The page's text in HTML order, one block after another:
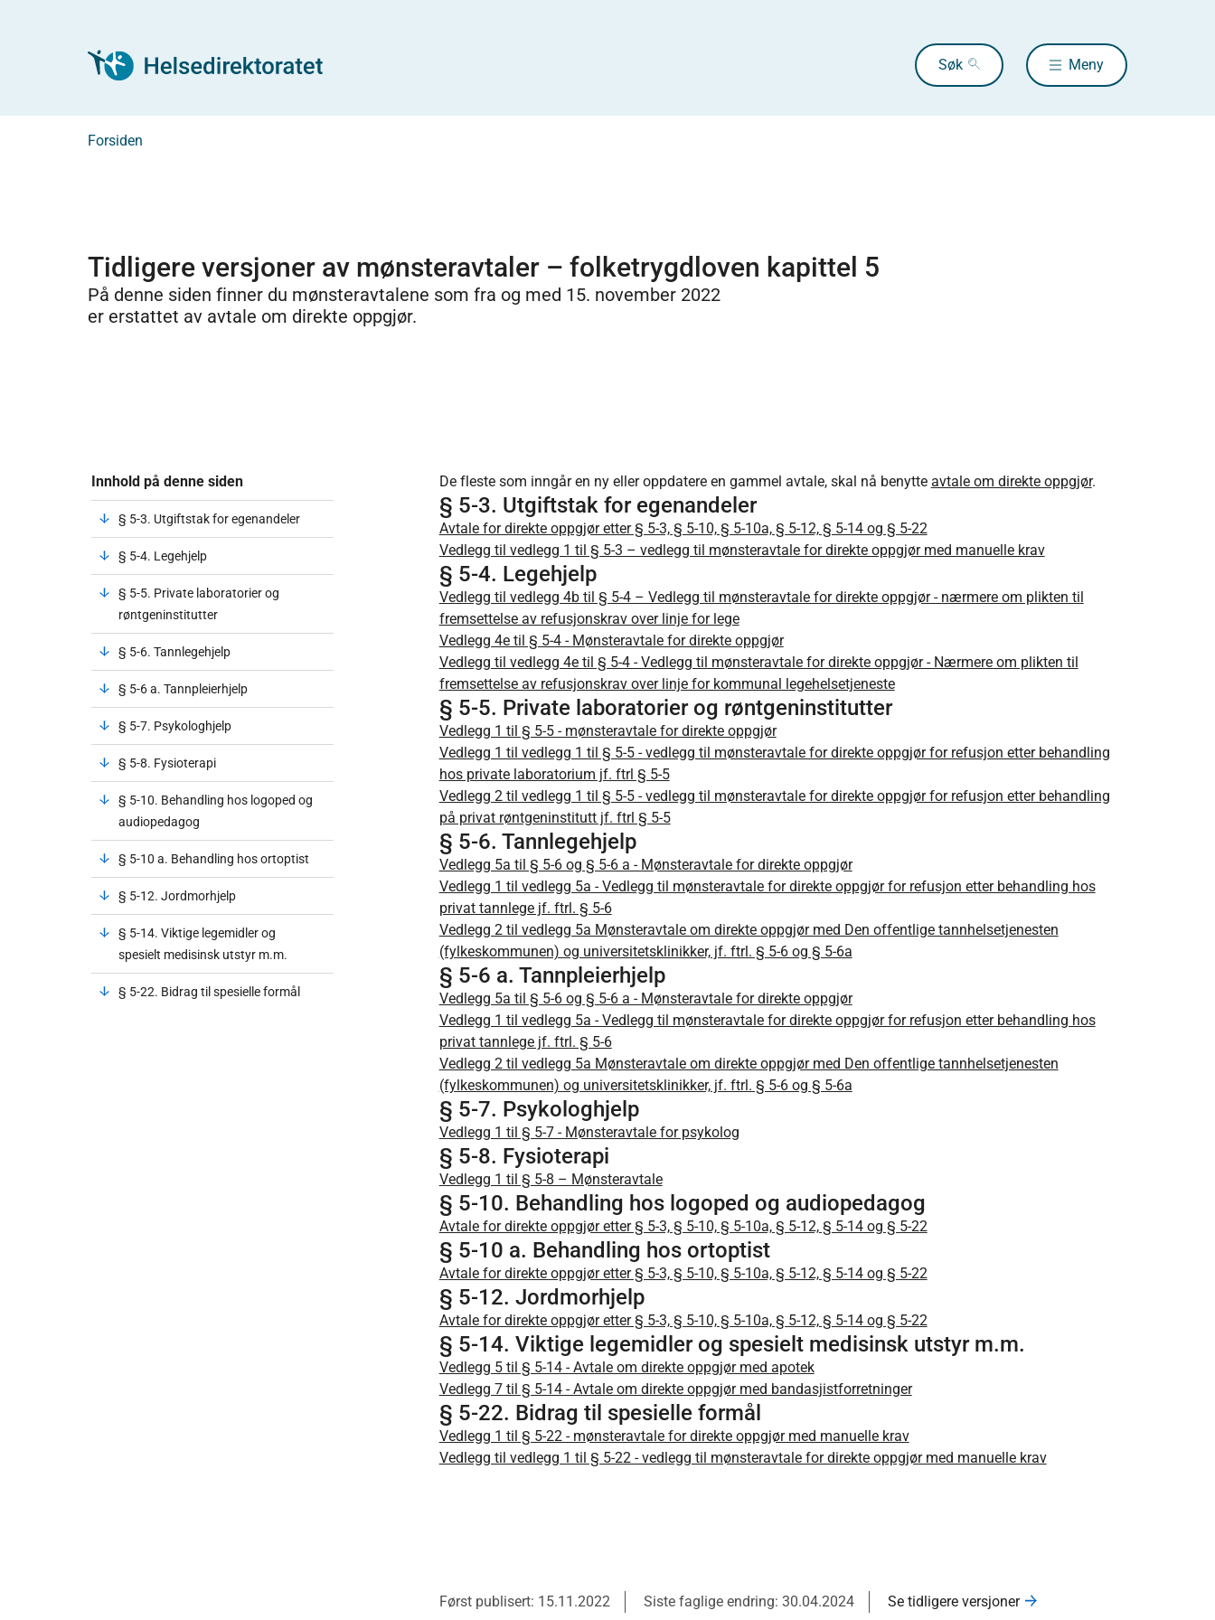
Søk Meny
Forsiden
Tidligere versjoner av mønsteravtaler – folketrygdloven kapittel 5
På denne siden finner du mønsteravtalene som fra og med 15. november 2022
er erstattet av avtale om direkte oppgjør.
Innhold på denne siden
§ 5-3. Utgiftstak for egenandeler
§ 5-4. Legehjelp
§ 5-5. Private laboratorier og
røntgeninstitutter
§ 5-6. Tannlegehjelp
§ 5-6 a. Tannpleierhjelp
§ 5-7. Psykologhjelp
§ 5-8. Fysioterapi
§ 5-10. Behandling hos logoped og
audiopedagog
§ 5-10 a. Behandling hos ortoptist
§ 5-12. Jordmorhjelp
§ 5-14. Viktige legemidler og
spesielt medisinsk utstyr m.m.
§ 5-22. Bidrag til spesielle formål
De fleste som inngår en ny eller oppdatere en gammel avtale, skal nå benytte avtale om direkte oppgjør.
§ 5-3. Utgiftstak for egenandeler
Avtale for direkte oppgjør etter § 5-3, § 5-10, § 5-10a, § 5-12, § 5-14 og § 5-22
Vedlegg til vedlegg 1 til § 5-3 – vedlegg til mønsteravtale for direkte oppgjør med manuelle krav
§ 5-4. Legehjelp
Vedlegg til vedlegg 4b til § 5-4 – Vedlegg til mønsteravtale for direkte oppgjør - nærmere om plikten til
fremsettelse av refusjonskrav over linje for lege
Vedlegg 4e til § 5-4 - Mønsteravtale for direkte oppgjør
Vedlegg til vedlegg 4e til § 5-4 - Vedlegg til mønsteravtale for direkte oppgjør - Nærmere om plikten til
fremsettelse av refusjonskrav over linje for kommunal legehelsetjeneste
§ 5-5. Private laboratorier og røntgeninstitutter
Vedlegg 1 til § 5-5 - mønsteravtale for direkte oppgjør
Vedlegg 1 til vedlegg 1 til § 5-5 - vedlegg til mønsteravtale for direkte oppgjør for refusjon etter behandling
hos private laboratorium jf. ftrl § 5-5
Vedlegg 2 til vedlegg 1 til § 5-5 - vedlegg til mønsteravtale for direkte oppgjør for refusjon etter behandling
på privat røntgeninstitutt jf. ftrl § 5-5
§ 5-6. Tannlegehjelp
Vedlegg 5a til § 5-6 og § 5-6 a - Mønsteravtale for direkte oppgjør
Vedlegg 1 til vedlegg 5a - Vedlegg til mønsteravtale for direkte oppgjør for refusjon etter behandling hos
privat tannlege jf. ftrl. § 5-6
Vedlegg 2 til vedlegg 5a Mønsteravtale om direkte oppgjør med Den offentlige tannhelsetjenesten
(fylkeskommunen) og universitetsklinikker, jf. ftrl. § 5-6 og § 5-6a
§ 5-6 a. Tannpleierhjelp
Vedlegg 5a til § 5-6 og § 5-6 a - Mønsteravtale for direkte oppgjør
Vedlegg 1 til vedlegg 5a - Vedlegg til mønsteravtale for direkte oppgjør for refusjon etter behandling hos
privat tannlege jf. ftrl. § 5-6
Vedlegg 2 til vedlegg 5a Mønsteravtale om direkte oppgjør med Den offentlige tannhelsetjenesten
(fylkeskommunen) og universitetsklinikker, jf. ftrl. § 5-6 og § 5-6a
§ 5-7. Psykologhjelp
Vedlegg 1 til § 5-7 - Mønsteravtale for psykolog
§ 5-8. Fysioterapi
Vedlegg 1 til § 5-8 – Mønsteravtale
§ 5-10. Behandling hos logoped og audiopedagog
Avtale for direkte oppgjør etter § 5-3, § 5-10, § 5-10a, § 5-12, § 5-14 og § 5-22
§ 5-10 a. Behandling hos ortoptist
Avtale for direkte oppgjør etter § 5-3, § 5-10, § 5-10a, § 5-12, § 5-14 og § 5-22
§ 5-12. Jordmorhjelp
Avtale for direkte oppgjør etter § 5-3, § 5-10, § 5-10a, § 5-12, § 5-14 og § 5-22
§ 5-14. Viktige legemidler og spesielt medisinsk utstyr m.m.
Vedlegg 5 til § 5-14 - Avtale om direkte oppgjør med apotek
Vedlegg 7 til § 5-14 - Avtale om direkte oppgjør med bandasjistforretninger
§ 5-22. Bidrag til spesielle formål
Vedlegg 1 til § 5-22 - mønsteravtale for direkte oppgjør med manuelle krav
Vedlegg til vedlegg 1 til § 5-22 - vedlegg til mønsteravtale for direkte oppgjør med manuelle krav
Først publisert: 15.11.2022 Siste faglige endring: 30.04.2024 Se tidligere versjoner